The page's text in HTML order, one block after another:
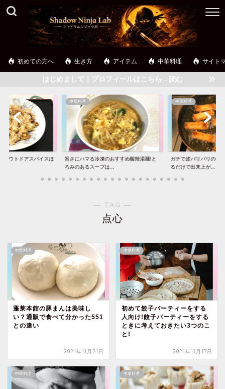
初めての方へ 生き方 アイテム 中華料理 サイト
はじめまして｜プロフィールはこちら→読む
アウトドアスパイスほ
中華料理
旨さにハマる冷凍のおすすめ酸辣湯麺!と
ろみのあるスープは...
中華料理
ガチで皮パリパリの春
るだけで出来上が...
― TAG ―
点心
中華料理
蓬莱本館の豚まんは美味し
い？通販で食べて分かった551
との違い
2021年11月21日
中華料理
初めて餃子パーティーをする
人向け!餃子パーティーをする
ときに考えておきたい3つのこ
と!
2021年11月17日
中華料理 中華料理